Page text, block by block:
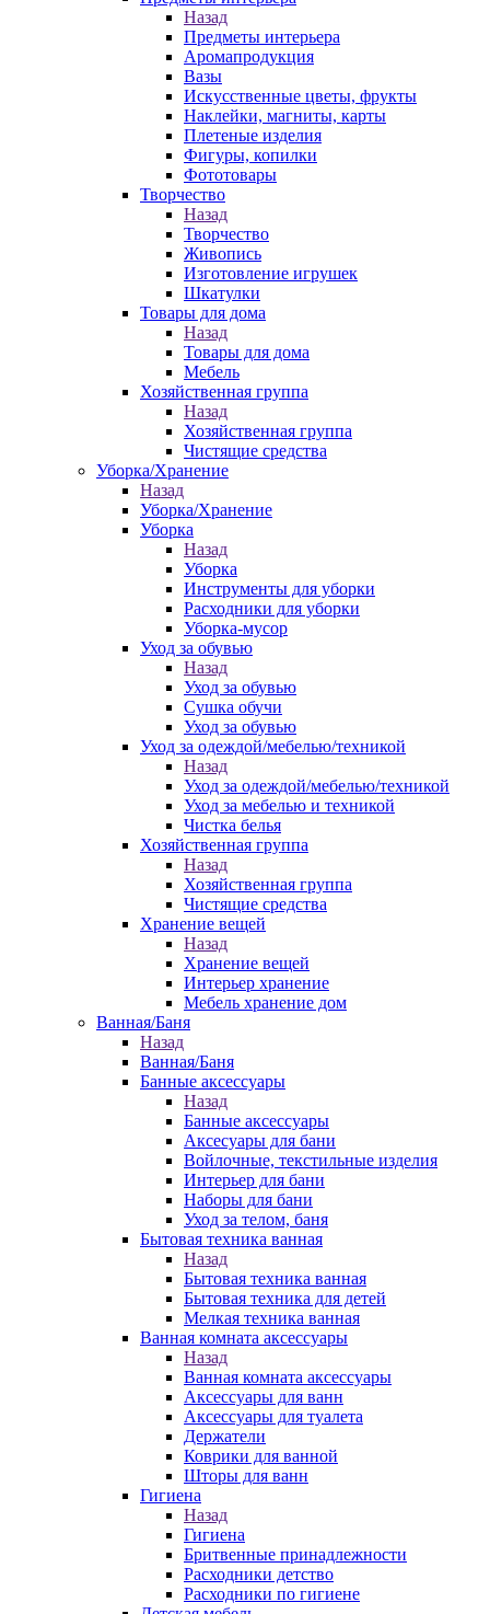
Назад
Предметы интерьера
Аромапродукция
Вазы
Искусственные цветы, фрукты
Наклейки, магниты, карты
Плетеные изделия
Фигуры, копилки
Фототовары
Творчество
Назад
Творчество
Живопись
Изготовление игрушек
Шкатулки
Товары для дома
Назад
Товары для дома
Мебель
Хозяйственная группа
Назад
Хозяйственная группа
Чистящие средства
Уборка/Хранение
Назад
Уборка/Хранение
Уборка
Назад
Уборка
Инструменты для уборки
Расходники для уборки
Уборка-мусор
Уход за обувью
Назад
Уход за обувью
Сушка обучи
Уход за обувью
Уход за одеждой/мебелью/техникой
Назад
Уход за одеждой/мебелью/техникой
Уход за мебелью и техникой
Чистка белья
Хозяйственная группа
Назад
Хозяйственная группа
Чистящие средства
Хранение вещей
Назад
Хранение вещей
Интерьер хранение
Мебель хранение дом
Ванная/Баня
Назад
Ванная/Баня
Банные аксессуары
Назад
Банные аксессуары
Аксесуары для бани
Войлочные, текстильные изделия
Интерьер для бани
Наборы для бани
Уход за телом, баня
Бытовая техника ванная
Назад
Бытовая техника ванная
Бытовая техника для детей
Мелкая техника ванная
Ванная комната аксессуары
Назад
Ванная комната аксессуары
Аксессуары для ванн
Аксессуары для туалета
Держатели
Коврики для ванной
Шторы для ванн
Гигиена
Назад
Гигиена
Бритвенные принадлежности
Расходники детство
Расходники по гигиене